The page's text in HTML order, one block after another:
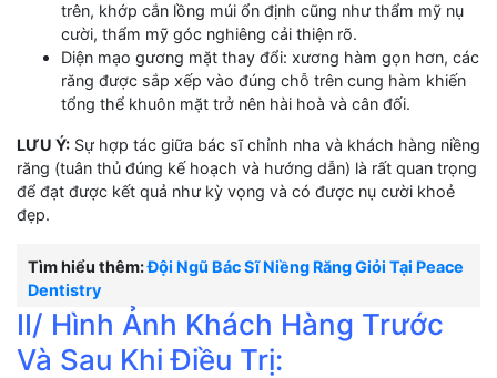
trên, khớp cắn lồng múi ổn định cũng như thẩm mỹ nụ
cười, thẩm mỹ góc nghiêng cải thiện rõ.
Diện mạo gương mặt thay đổi: xương hàm gọn hơn, các
răng được sắp xếp vào đúng chỗ trên cung hàm khiến
tổng thể khuôn mặt trở nên hài hoà và cân đối.
LƯU Ý: Sự hợp tác giữa bác sĩ chỉnh nha và khách hàng niềng
răng (tuân thủ đúng kế hoạch và hướng dẫn) là rất quan trọng
để đạt được kết quả như kỳ vọng và có được nụ cười khoẻ
đẹp.
Tìm hiểu thêm:Đội Ngũ Bác Sĩ Niềng Răng Giỏi Tại Peace
Dentistry
II/ Hình Ảnh Khách Hàng Trước
Và Sau Khi Điều Trị: